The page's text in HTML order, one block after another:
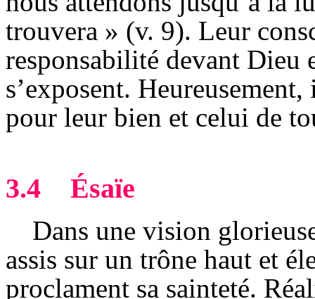
trouvera » (v. 9). Leur
responsabilité devant Dieu
s’exposent.
pour leur bien et celui de
3.4 Ésaïe
Dans une vision
assis sur un trône haut et
proclament sa sainteté.